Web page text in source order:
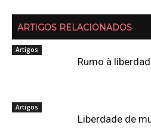
ARTIGOS RELACIONADOS
Artigos
Rumo à
Artigos
Liberdade de